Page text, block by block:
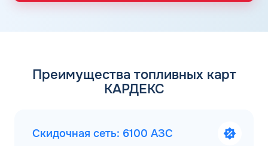
Преимущества топливных карт
КАРДЕКС
Скидочная сеть: 6100 АЗС